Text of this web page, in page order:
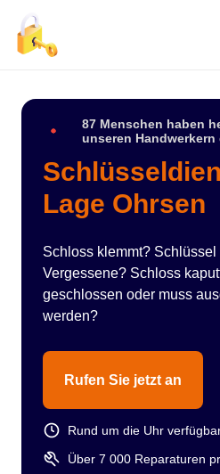
87 Menschen haben
unseren Handwerkern
Lage Ohrsen
Schloss klemmt?
Vergessene? Schloss
geschlossen oder muss
werden?
Rufen Sie jetzt an
Rund um die Uhr
Über 7 000 Reparaturen